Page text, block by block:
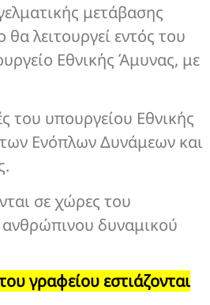
μετάβασης
λειτουργεί εντός του
Εθνικής Άμυνας, με
του υπουργείου Εθνικής
Ενόπλων Δυνάμεων και
σε χώρες του
ανθρώπινου δυναμικού
γραφείου εστιάζονται